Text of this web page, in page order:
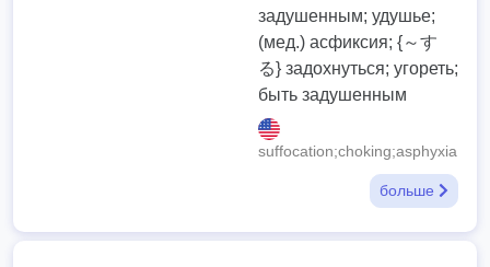
задушенным; удушье;
(мед.) асфиксия; {～す
る} задохнуться; угореть;
быть задушенным
suffocation;choking;asphyxia
больше